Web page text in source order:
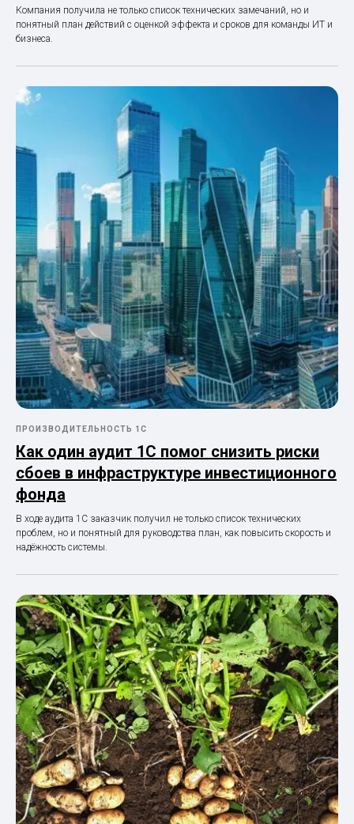
Компания получила не только список технических замечаний, но и
понятный план действий с оценкой эффекта и сроков для команды ИТ и
бизнеса.
ПРОИЗВОДИТЕЛЬНОСТЬ 1С
Как один аудит 1С помог снизить риски
сбоев в инфраструктуре инвестиционного
фонда
В ходе аудита 1С заказчик получил не только список технических
проблем, но и понятный для руководства план, как повысить скорость и
надёжность системы.